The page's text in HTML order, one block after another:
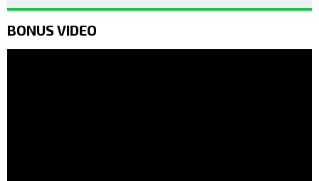
BONUS VIDEO